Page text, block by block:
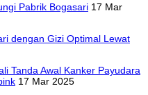
Pabrik Bogasari 17 Mar
dengan Gizi Optimal Lewat
Tanda Awal Kanker Payudara
17 Mar 2025